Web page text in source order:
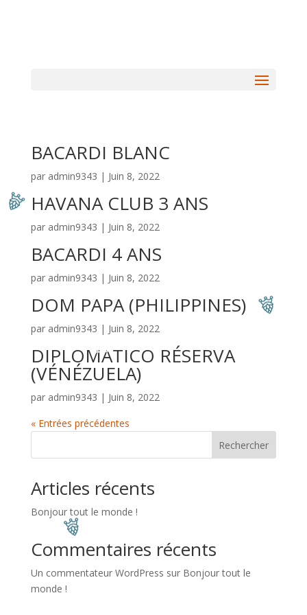
BACARDI BLANC
par admin9343 | Juin 8, 2022
HAVANA CLUB 3 ANS
par admin9343 | Juin 8, 2022
BACARDI 4 ANS
par admin9343 | Juin 8, 2022
DOM PAPA (PHILIPPINES)
par admin9343 | Juin 8, 2022
DIPLOMATICO RÉSERVA
(VÉNÉZUELA)
par admin9343 | Juin 8, 2022
« Entrées précédentes
Rechercher
Articles récents
Bonjour tout le monde !
Commentaires récents
Un commentateur WordPress sur Bonjour tout le
monde !